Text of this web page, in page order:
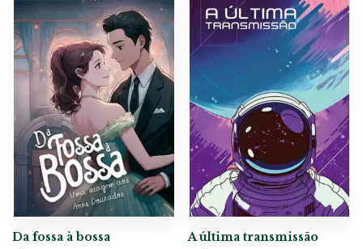
Da fossa à bossa A última transmissão